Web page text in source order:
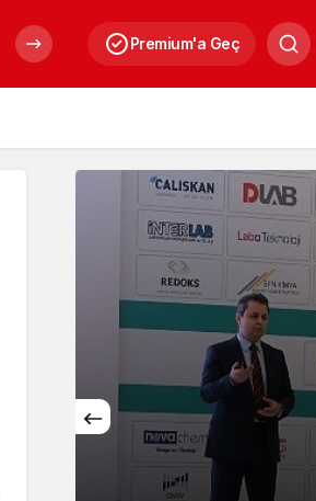
Premium'a Geç
Gündüz Modu
Gündüz modunu seçin.
Gece Modu
Gece modunu seçin.
Sistem Modu
Sistem modunu seçin.